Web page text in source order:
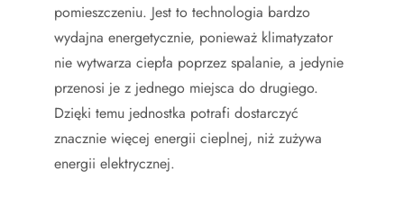
pomieszczeniu. Jest to technologia bardzo
wydajna energetycznie, ponieważ klimatyzator
nie wytwarza ciepła poprzez spalanie, a jedynie
przenosi je z jednego miejsca do drugiego.
Dzięki temu jednostka potrafi dostarczyć
znacznie więcej energii cieplnej, niż zużywa
energii elektrycznej.